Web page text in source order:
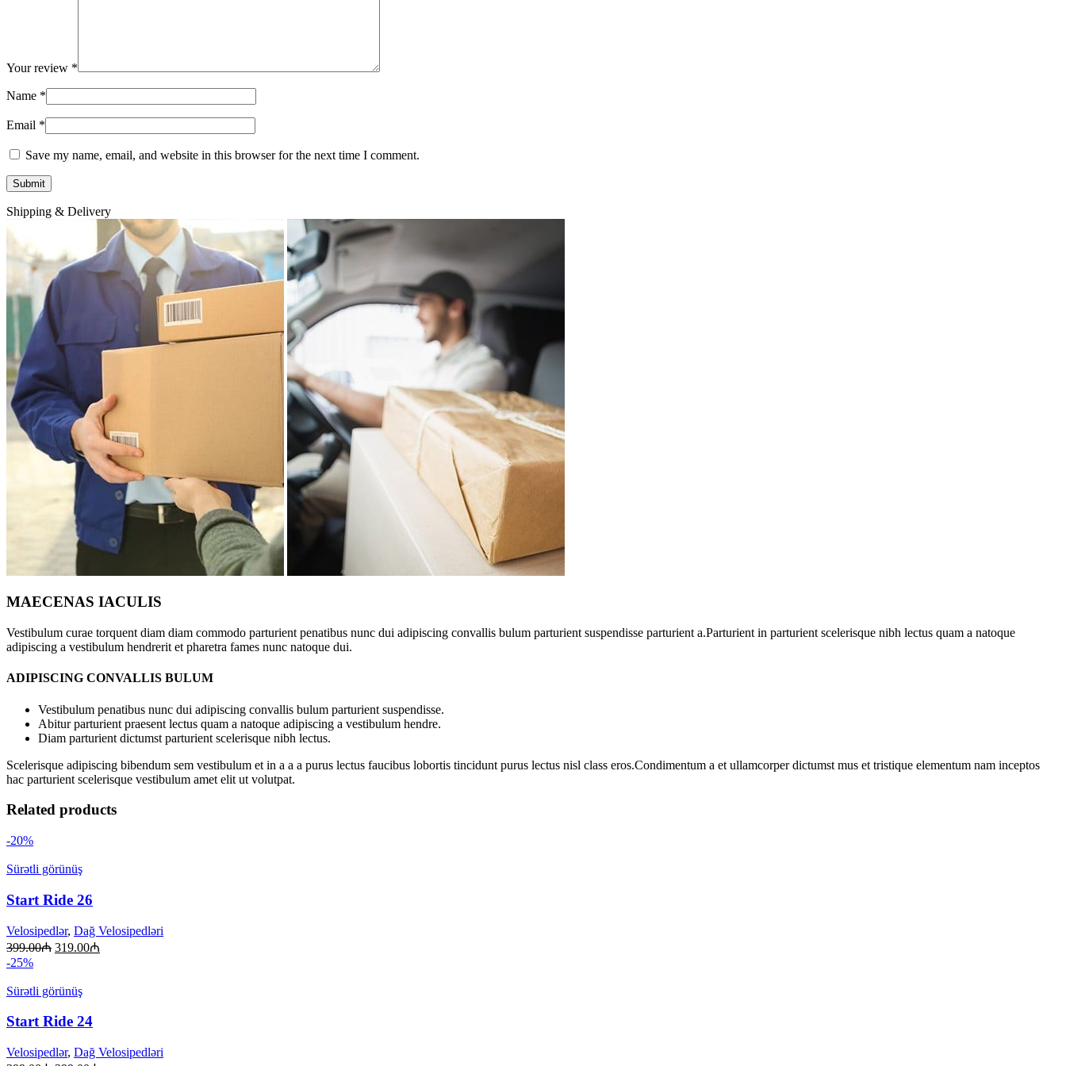
Your review *
Name *
Email *
Save my name, email, and website in this browser for the next time I comment.
Shipping & Delivery
MAECENAS IACULIS
Vestibulum curae torquent diam diam commodo parturient penatibus nunc dui adipiscing convallis bulum parturient suspendisse parturient a.Parturient in parturient scelerisque nibh lectus quam a natoque
adipiscing a vestibulum hendrerit et pharetra fames nunc natoque dui.
ADIPISCING CONVALLIS BULUM
Vestibulum penatibus nunc dui adipiscing convallis bulum parturient suspendisse.
Abitur parturient praesent lectus quam a natoque adipiscing a vestibulum hendre.
Diam parturient dictumst parturient scelerisque nibh lectus.
Scelerisque adipiscing bibendum sem vestibulum et in a a a purus lectus faucibus lobortis tincidunt purus lectus nisl class eros.Condimentum a et ullamcorper dictumst mus et tristique elementum nam inceptos
hac parturient scelerisque vestibulum amet elit ut volutpat.
Related products
-20%
Sürətli görünüş
Start Ride 26
Velosipedlər, Dağ Velosipedləri
399.00₼ 319.00₼
-25%
Sürətli görünüş
Start Ride 24
Velosipedlər, Dağ Velosipedləri